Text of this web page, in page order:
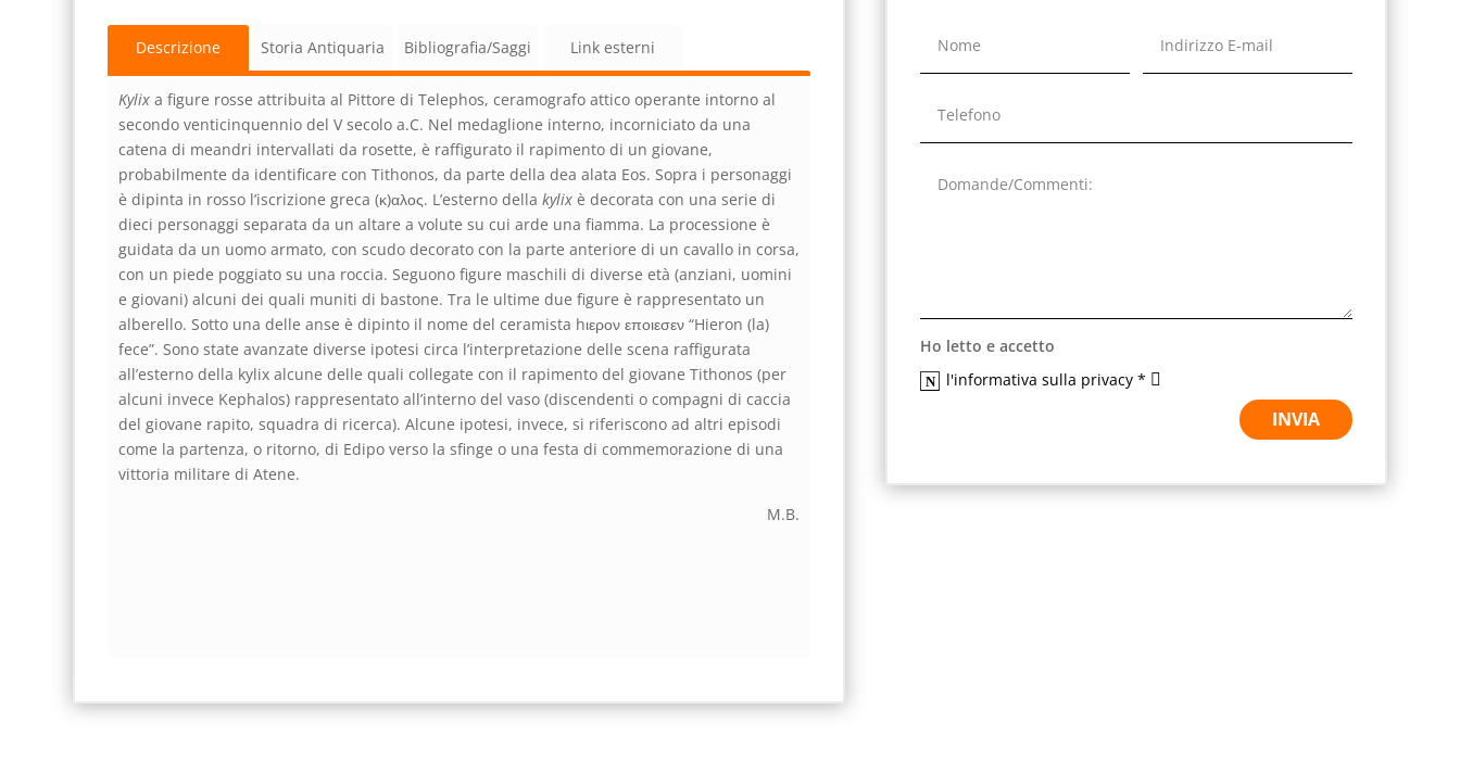
Descrizione Storia Antiquaria Bibliografia/Saggi Link esterni
Kylix a figure rosse attribuita al Pittore di Telephos, ceramografo attico operante intorno al
secondo venticinquennio del V secolo a.C. Nel medaglione interno, incorniciato da una
catena di meandri intervallati da rosette, è raffigurato il rapimento di un giovane,
probabilmente da identificare con Tithonos, da parte della dea alata Eos. Sopra i personaggi
è dipinta in rosso l’iscrizione greca (κ)αλος. L’esterno dellakylix è decorata con una serie di
dieci personaggi separata da un altare a volute su cui arde una fiamma. La processioneè
guidata da un uomo armato, con scudo decorato con la parte anteriore di un cavallo in corsa,
con un piede poggiato su una roccia. Seguono figure maschili di diverse età (anziani, uomini
e giovani) alcuni dei quali muniti di bastone. Tra le ultime due figure è rappresentato un
alberello. Sotto una delle anse è dipinto il nome del ceramista hιερον εποιεσεν “Hieron (la)
fece”. Sono state avanzate diverse ipotesi circa l’interpretazione delle scena raffigurata
all’esterno della kylix alcune delle quali collegate con il rapimento del giovane Tithonos (per
alcuni invece Kephalos) rappresentato all’interno del vaso (discendenti o compagni di caccia
del giovane rapito, squadra di ricerca). Alcune ipotesi, invece, si riferiscono ad altri episodi
come la partenza, o ritorno, di Edipo verso la sfinge o una festa di commemorazione di una
vittoria militare di Atene.
M.B.
Ho letto e accetto
l'informativa sulla privacy *
INVIA